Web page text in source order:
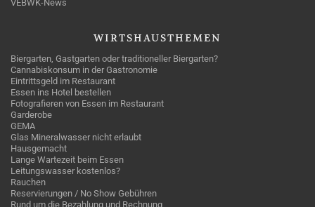
VEBWK-News
WIRTSHAUSTHEMEN
Biergarten, Gastgarten oder traditioneller Biergarten?
Cannabiskonsum in der Gastronomie
Eintrittsgeld im Restaurant
Essen ins Hotel bestellen
Fotografieren von Essen im Restaurant
Garderobe
GEMA
Glas Mineralwasser nicht erlaubt
Hausgemacht
Lange Wartezeit beim Essen
Leitungswasser kostenlos?
Rauchen
Reservierungen / No Show Gebühren
Rund um die Bezahlung und Rechnung